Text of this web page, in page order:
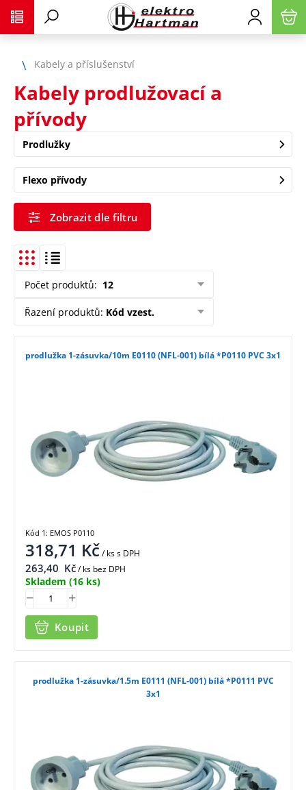
Kabely a příslušenství
Kabely prodlužovací a
přívody
Prodlužky
Flexo přívody
Zobrazit dle filtru
Počet produktů: 12
Řazení produktů: Kód vzest.
prodlužka 1-zásuvka/10m E0110 (NFL-001) bílá *P0110 PVC 3x1
318,71 Kč/ kss DPH
263,40 Kč/ ks bez DPH
Skladem (16 ks)
Koupit
Kód 1: EMOS P0110
prodlužka 1-zásuvka/1.5m E0111 (NFL-001) bílá *P0111 PVC
3x1